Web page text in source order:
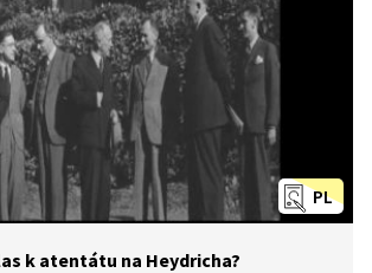
PL
k atentátu na Heydricha?